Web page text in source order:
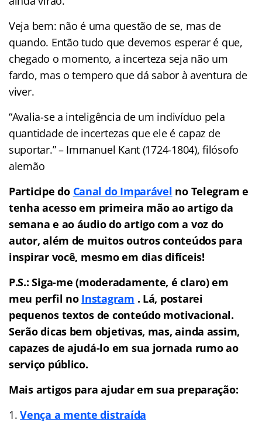
Veja bem: não é uma questão de se, mas de
quando. Então tudo que devemos esperar é que,
chegado o momento, a incerteza seja não um
fardo, mas o tempero que dá sabor à aventura de
viver.
“Avalia-se a inteligência de um indivíduo pela
quantidade de incertezas que ele é capaz de
suportar.” – Immanuel Kant (1724-1804), filósofo
alemão
Participe do Canal do Imparável no Telegram e
tenha acesso em primeira mão ao artigo da
semana e ao áudio do artigo com a voz do
autor, além de muitos outros conteúdos para
inspirar você, mesmo em dias difíceis!
P.S.: Siga-me (moderadamente, é claro) em
meu perfil no Instagram . Lá, postarei
pequenos textos de conteúdo motivacional.
Serão dicas bem objetivas, mas, ainda assim,
capazes de ajudá-lo em sua jornada rumo ao
serviço público.
Mais artigos para ajudar em sua preparação:
Vença a mente distraída